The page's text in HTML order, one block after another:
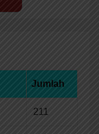
Jumlah
211